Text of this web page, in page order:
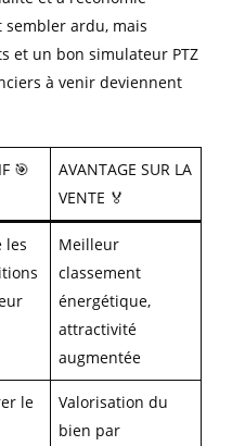
sembler ardu, mais
et un bon simulateur PTZ
à venir deviennent
🎯
AVANTAGE SUR LA
VENTE 🏅
les
Meilleur
classement
énergétique,
attractivité
augmentée
le
Valorisation du
bien par